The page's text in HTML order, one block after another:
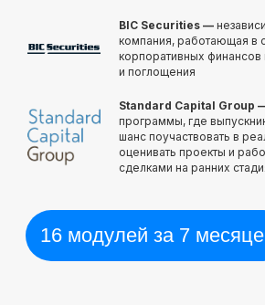
BIC Securities —
компания, работающая в
корпоративных финансов
и поглощения
Standard Capital Group
программы, где
шанс поучаствовать в
оценивать проекты и
сделками на ранних
Попробовать бесплатно